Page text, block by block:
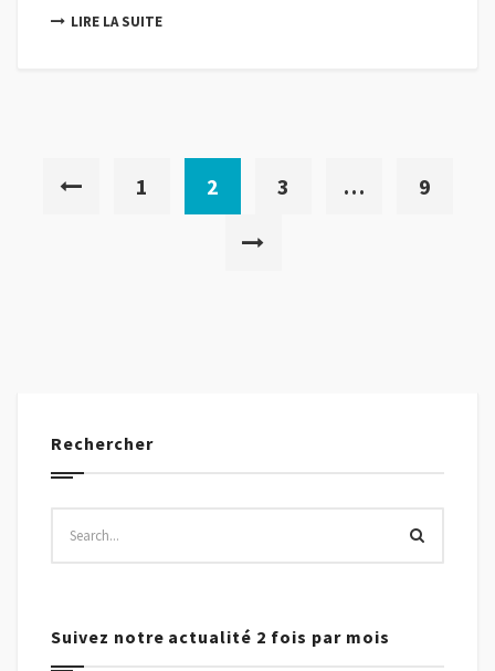
LIRE LA SUITE
1 2 3 … 9
Rechercher
Suivez notre actualité 2 fois par mois